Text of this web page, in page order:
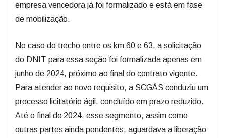
empresa vencedora já foi formalizado e está em fase
de mobilização.
No caso do trecho entre os km 60 e 63, a solicitação
do DNIT para essa seção foi formalizada apenas em
junho de 2024, próximo ao final do contrato vigente.
Para atender ao novo requisito, a SCGÁS conduziu um
processo licitatório ágil, concluído em prazo reduzido.
Até o final de 2024, esse segmento, assim como
outras partes ainda pendentes, aguardava a liberação